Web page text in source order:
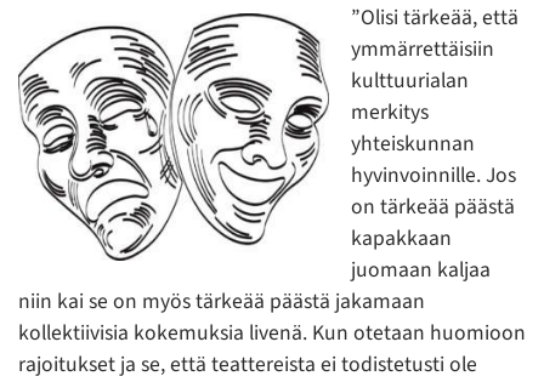
”Olisi tärkeää, että
ymmärrettäisiin
kulttuurialan
merkitys
yhteiskunnan
hyvinvoinnille. Jos
on tärkeää päästä
kapakkaan
juomaan kaljaa
niin kai se on myös tärkeää päästä jakamaan
kollektiivisia kokemuksia livenä. Kun otetaan huomioon
rajoitukset ja se, että teattereista ei todistetusti ole